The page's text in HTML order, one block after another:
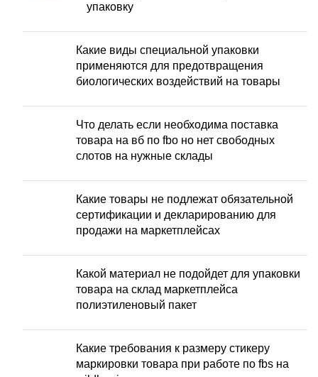
упаковку
Какие виды специальной упаковки
применяются для предотвращения
биологических воздействий на товары
Что делать если необходима поставка
товара на вб по fbo но нет свободных
слотов на нужные склады
Какие товары не подлежат обязательной
сертификации и декларированию для
продажи на маркетплейсах
Какой материал не подойдет для упаковки
товара на склад маркетплейса
полиэтиленовый пакет
Какие требования к размеру стикеру
маркировки товара при работе по fbs на